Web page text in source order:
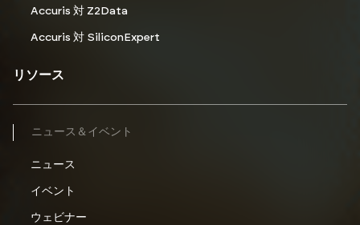
Accuris 対 Z2Data
Accuris 対 SiliconExpert
リソース
ニュース＆イベント
ニュース
イベント
ウェビナー